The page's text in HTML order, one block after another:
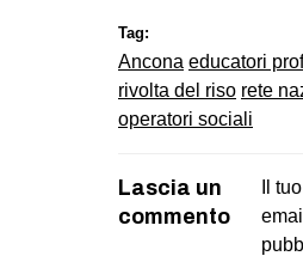
Tag:
Ancona educatori
rivolta del riso rete
operatori sociali
Lascia un
commento
Il